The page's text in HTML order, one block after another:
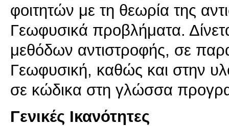
φοιτητών με τη θεωρία της
Γεωφυσικά προβλήματα.
μεθόδων αντιστροφής, σε
Γεωφυσική, καθώς και στην
σε κώδικα στη γλώσσα
Γενικές Ικανότητες